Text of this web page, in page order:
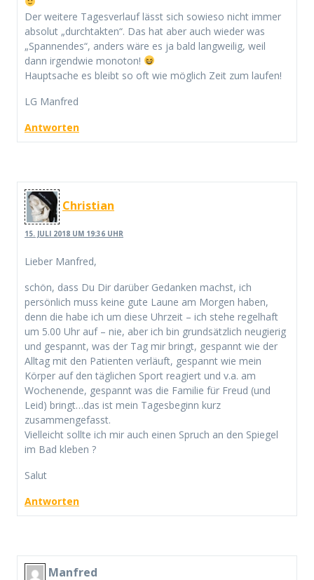
Der weitere Tagesverlauf lässt sich sowieso nicht immer
absolut „durchtakten“. Das hat aber auch wieder was
„Spannendes“, anders wäre es ja bald langweilig, weil
dann irgendwie monoton!
Hauptsache es bleibt so oft wie möglich Zeit zum laufen!
LG Manfred
Antworten
Christian
15. JULI 2018 UM 19:36 UHR
Lieber Manfred,
schön, dass Du Dir darüber Gedanken machst, ich
persönlich muss keine gute Laune am Morgen haben,
denn die habe ich um diese Uhrzeit – ich stehe regelhaft
um 5.00 Uhr auf – nie, aber ich bin grundsätzlich neugierig
und gespannt, was der Tag mir bringt, gespannt wie der
Alltag mit den Patienten verläuft, gespannt wie mein
Körper auf den täglichen Sport reagiert und v.a. am
Wochenende, gespannt was die Familie für Freud (und
Leid) bringt…das ist mein Tagesbeginn kurz
zusammengefasst.
Vielleicht sollte ich mir auch einen Spruch an den Spiegel
im Bad kleben ?
Salut
Antworten
Manfred